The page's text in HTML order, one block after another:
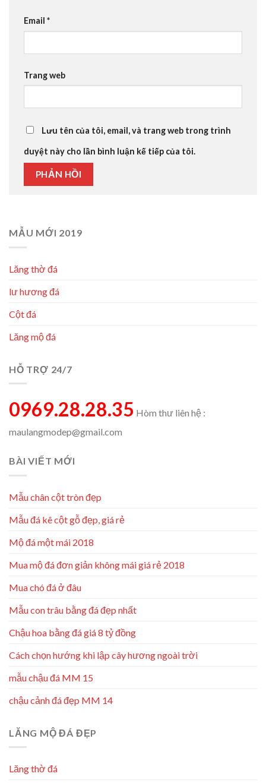
Email *
Trang web
Lưu tên của tôi, email, và trang web trong trình
duyệt này cho lần bình luận kế tiếp của tôi.
MẪU MỚI 2019
Lăng thờ đá
lư hương đá
Cột đá
Lăng mộ đá
HỖ TRỢ 24/7
0969.28.28.35 Hòm thư liên hệ :
maulangmodep@gmail.com
BÀI VIẾT MỚI
Mẫu chân cột tròn đẹp
Mẫu đá kê cột gỗ đẹp, giá rẻ
Mộ đá một mái 2018
Mua mộ đá đơn giản không mái giá rẻ 2018
Mua chó đá ở đâu
Mẫu con trâu bằng đá đẹp nhất
Chậu hoa bằng đá giá 8 tỷ đồng
Cách chọn hướng khi lập cây hương ngoài trời
mẫu chậu đá MM 15
chậu cảnh đá đẹp MM 14
LĂNG MỘ ĐÁ ĐẸP
Lăng thờ đá